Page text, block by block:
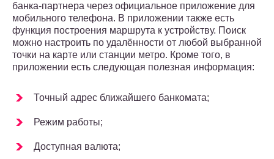
банка-партнера через официальное приложение для
мобильного телефона. В приложении также есть
функция построения маршрута к устройству. Поиск
можно настроить по удалённости от любой выбранной
точки на карте или станции метро. Кроме того, в
приложении есть следующая полезная информация:
Точный адрес ближайшего банкомата;
Режим работы;
Доступная валюта;